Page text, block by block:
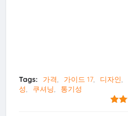
Tags: 가격 가이드 17 디자인
성
쿠셔닝
통기성